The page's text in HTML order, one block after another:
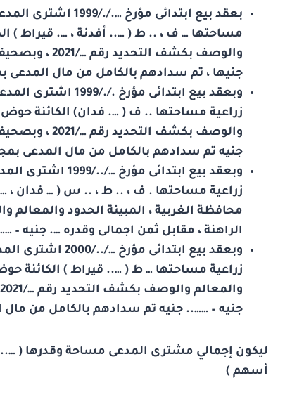
بعقد بيع
مساحتها … ف ، .. ط ( ….. أفدنة ، …. قيراط )
والوصف بكشف
جنيها ، تم سدادهم بالكامل من مال
وبعقد بيع
زراعية مساحتها .. ف ( …. فدان) الكائنة حوض
والوصف بكشف
جنيه تم سدادهم بالكامل من مال المدعى
وبعقد بيع
زراعية مساحتها . ف ، .. ط ، .. س ( … فدان ،
الراهنة ، مقابل ثمن اجمالى وقدره …. جنيه
وبعقد بيع
زراعية مساحتها … ط ( ….. قيراط ) الكائنة
جنيه – …….. جنيه تم سدادهم بالكامل من
ليكون إجمالي مشترى المدعى مساحة وقدرها (
أسهم )